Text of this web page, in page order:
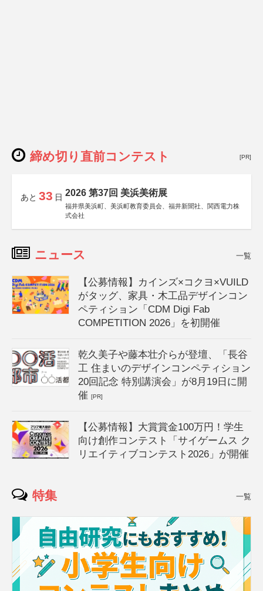
締め切り直前コンテスト [PR]
あと 33 日 2026 第37回 美浜美術展
福井県美浜町、美浜町教育委員会、福井新聞社、関西電力株
式会社
ニュース 一覧
【公募情報】カインズ×コクヨ×VUILD
がタッグ、家具・木工品デザインコン
ペティション「CDM Digi Fab
COMPETITION 2026」を初開催
乾久美子や藤本壮介らが登壇、「長谷
工 住まいのデザインコンペティション
20回記念 特別講演会」が8月19日に開
催[PR]
【公募情報】大賞賞金100万円！学生
向け創作コンテスト「サイゲームス ク
リエイティブコンテスト2026」が開催
特集 一覧